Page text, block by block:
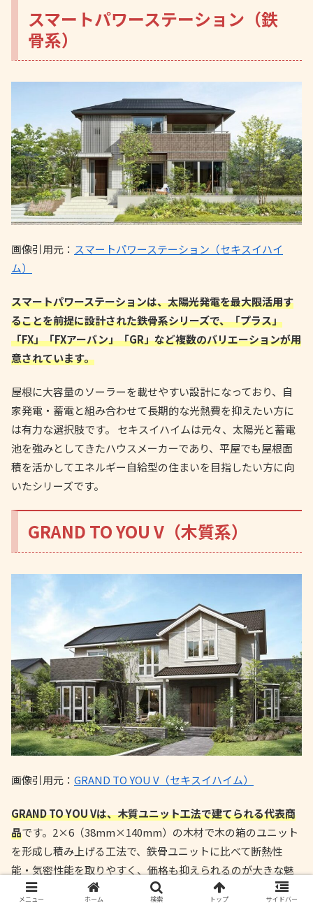
スマートパワーステーション（鉄
骨系）
画像引用元： スマートパワーステーション（セキスイハイ
ム）
スマートパワーステーションは、太陽光発電を最大限活用す
ることを前提に設計された鉄骨系シリーズで、「プラス」
「FX」「FXアーバン」「GR」など複数のバリエーションが用
意されています。
屋根に大容量のソーラーを載せやすい設計になっており、自
家発電・蓄電と組み合わせて長期的な光熱費を抑えたい方に
は有力な選択肢です。 セキスイハイムは元々、太陽光と蓄電
池を強みとしてきたハウスメーカーであり、平屋でも屋根面
積を活かしてエネルギー自給型の住まいを目指したい方に向
いたシリーズです。
GRAND TO YOU V（木質系）
画像引用元： GRAND TO YOU V（セキスイハイム）
GRAND TO YOU Vは、木質ユニット工法で建てられる代表商
品です。2×6（38mm×140mm）の木材で木の箱のユニット
を形成し積み上げる工法で、鉄骨ユニットに比べて断熱性
能・気密性能を取りやすく、価格も抑えられるのが大きな魅
力です。
メニュー ホーム 検索 トップ サイドバー